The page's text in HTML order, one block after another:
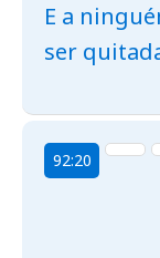
E a
ser
92:20